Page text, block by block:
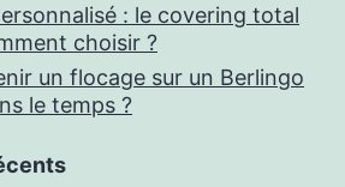
: le covering total
choisir ?
un flocage sur un Berlingo
le temps ?